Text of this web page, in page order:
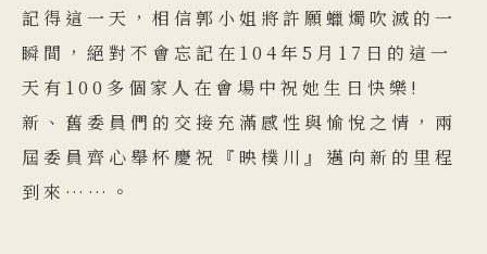
記得這一天，相信郭小姐將許願蠟燭吹滅的一
瞬間，絕對不會忘記在104年5月17日的這一
天有100多個家人在會場中祝她生日快樂!
新、舊委員們的交接充滿感性與愉悅之情，兩
屆委員齊心舉杯慶祝『映樸川』邁向新的里程
到來……。